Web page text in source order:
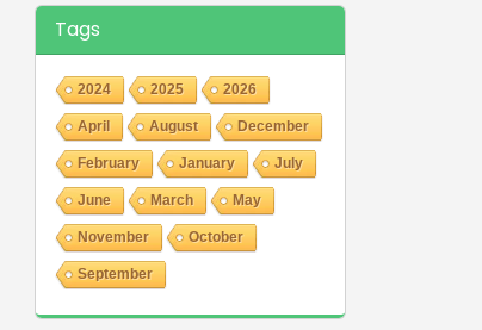
Tags
2024 2025 2026
April August December
February January July
June March May
November October
September